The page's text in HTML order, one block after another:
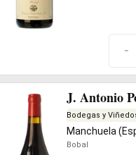
-
J. Antonio
Bodegas y
Manchuela
Bobal